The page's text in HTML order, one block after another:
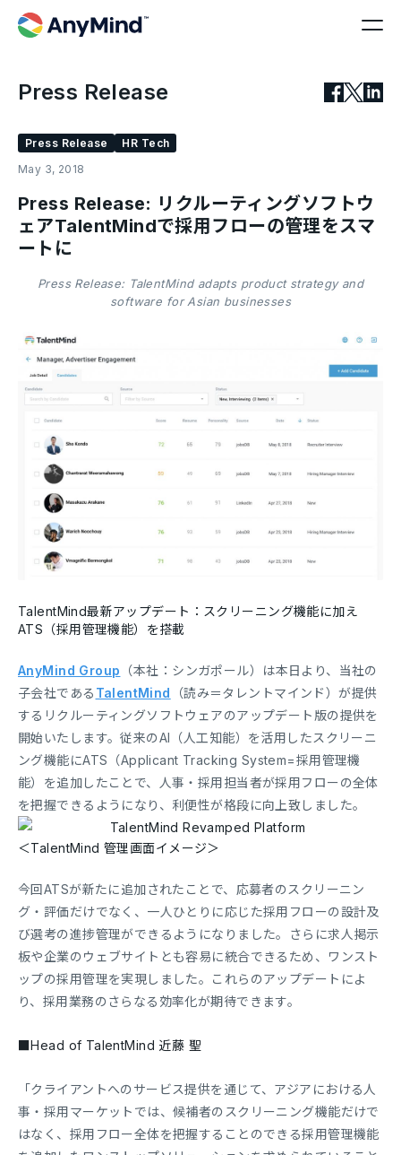
Press Release
Press Release
HR Tech
May 3, 2018
Press Release: リクルーティングソフトウ
ェアTalentMindで採用フローの管理をスマ
ートに
Press Release: TalentMind adapts product strategy and
software for Asian businesses
TalentMind最新アップデート：スクリーニング機能に加え
ATS（採用管理機能）を搭載
AnyMind Group （本社：シンガポール）は本日より、当社の
子会社である TalentMind
（読み＝タレントマインド）が提供
するリクルーティングソフトウェアのアップデート版の提供を
開始いたします。従来のAI（人工知能）を活用したスクリーニ
ング機能にATS（Applicant Tracking System=採用管理機
能）を追加したことで、人事・採用担当者が採用フローの全体
を把握できるようになり、利便性が格段に向上致しました。
＜TalentMind 管理画面イメージ＞
今回ATSが新たに追加されたことで、応募者のスクリーニン
グ・評価だけでなく、一人ひとりに応じた採用フローの設計及
び選考の進捗管理ができるようになりました。さらに求人掲示
板や企業のウェブサイトとも容易に統合できるため、ワンスト
ップの採用管理を実現しました。これらのアップデートによ
り、採用業務のさらなる効率化が期待できます。
■Head of TalentMind 近藤 聖
「クライアントへのサービス提供を通じて、アジアにおける人
事・採用マーケットでは、候補者のスクリーニング機能だけで
はなく、採用フロー全体を把握することのできる採用管理機能